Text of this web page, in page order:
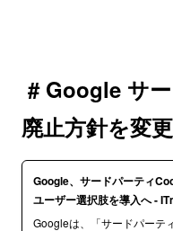
# Google サ
廃止方針を変更
Google、サードパーティ
ユーザー選択肢を導入へ -
Googleは、「サードパーテ